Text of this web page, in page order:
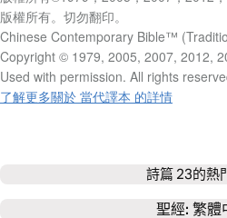
版權所有。切勿翻印。
Chinese Contemporary Bible™
Copyright © 1979, 2005, 2007, 2012,
Used with permission. All rights
了解更多關於 當代譯本 的詳情
詩篇 23的熱
聖經: 繁體